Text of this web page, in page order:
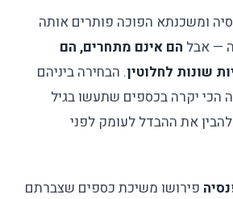
ומשכנתא הפוכה פותרים אותה
— אבל הם אינם מתחרים, הם
שונות לחלוטין. הבחירה ביניהם
הכי יקרה בכספים שתעשו בגיל
את ההבדל לעומק לפני
פירושו משיכת כספים שצברתם